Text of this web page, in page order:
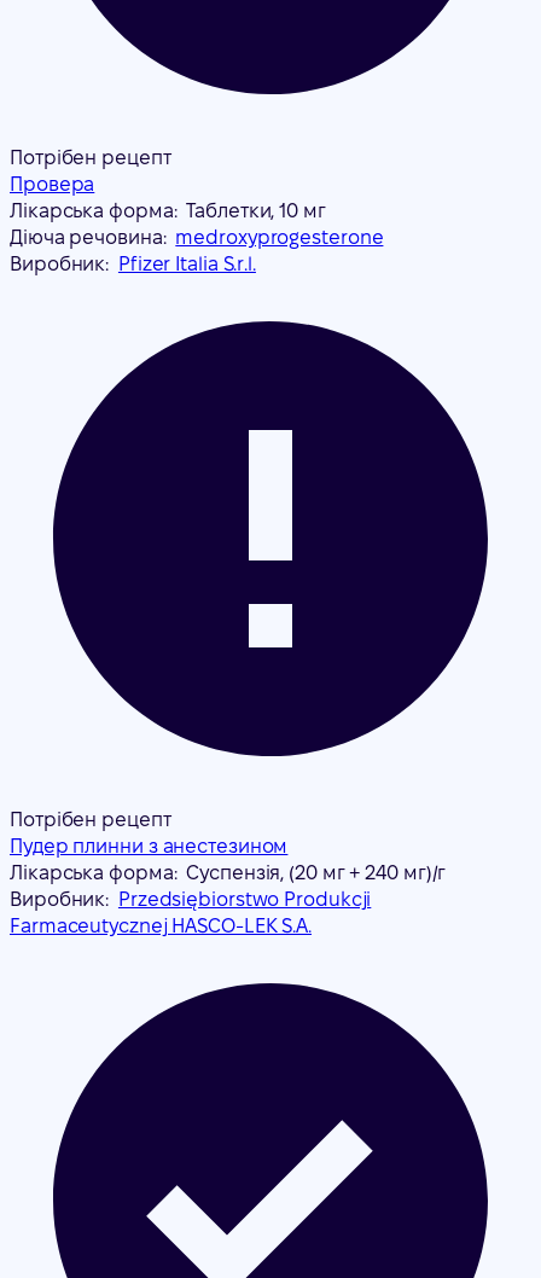
Потрібен рецепт
Провера
Лікарська форма: Таблетки, 10 мг
Діюча речовина: medroxyprogesterone
Виробник: Pfizer Italia S.r.l.
Потрібен рецепт
Пудер плинни з анестезином
Лікарська форма: Суспензія, (20 мг + 240 мг)/г
Виробник: Przedsiębiorstwo Produkcji
Farmaceutycznej HASCO-LEK S.A.